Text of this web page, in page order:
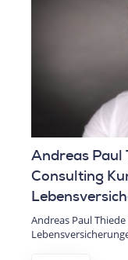
fängt mit
von
auf
mit PKK Consulting